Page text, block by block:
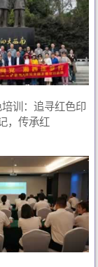
训：追寻红色印
，传承红